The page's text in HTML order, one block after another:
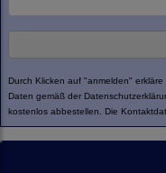
Durch Klicken auf "anmelden"
Daten gemäß der
kostenlos abbestellen. Die